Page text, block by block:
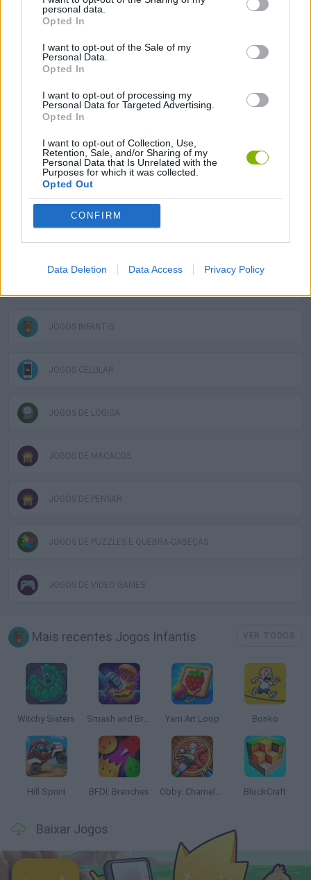
personal data.
Opted In
I want to opt-out of the Sale of my
Personal Data.
Opted In
I want to opt-out of processing my
Personal Data for Targeted Advertising.
Opted In
I want to opt-out of Collection, Use,
Retention, Sale, and/or Sharing of my
Personal Data that Is Unrelated with the
Purposes for which it was collected.
Opted Out
CONFIRM
Data Deletion Data Access Privacy Policy
JOGOS DE AVENTURAS
JOGOS DE ESTRATÉGIA
JOGOS DE GERENCIAMENTO
JOGOS DE ANIMAIS
JOGOS DE APONTAR E CLICAR
JOGOS INFANTIS
JOGOS CELULAR
JOGOS DE LÓGICA
JOGOS DE MACACOS
JOGOS DE PENSAR
JOGOS DE PUZZLES E QUEBRA-CABEÇAS
JOGOS DE VIDEO GAMES
Mais recentes Jogos Infantis
Witchy Sisters Smash and Break Yarn Art Loop Bonko
Hill Sprint BFDI: Branches Obby: Chameleon: Paint & Hide BlockCraft
Baixar Jogos